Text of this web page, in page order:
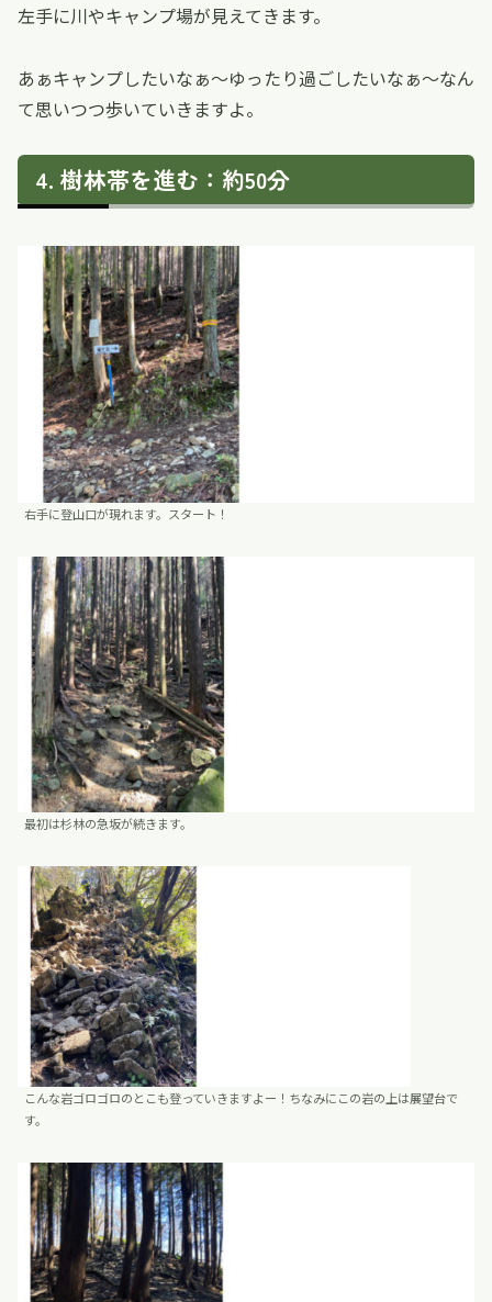
左手に川やキャンプ場が見えてきます。
あぁキャンプしたいなぁ〜ゆったり過ごしたいなぁ〜なん
て思いつつ歩いていきますよ。
樹林帯を進む：約50分
右手に登山口が現れます。スタート！
最初は杉林の急坂が続きます。
こんな岩ゴロゴロのとこも登っていきますよー！ちなみにこの岩の上は展望台で
す。